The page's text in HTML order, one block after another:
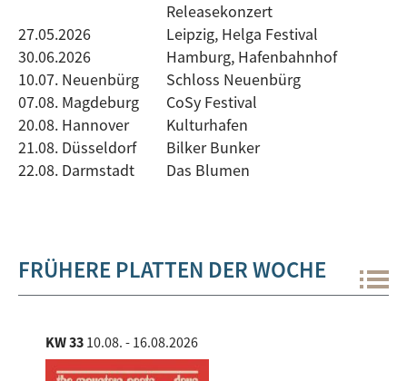
Releasekonzert
27.05.2026
Leipzig, Helga Festival
30.06.2026
Hamburg, Hafenbahnhof
10.07. Neuenbürg
Schloss Neuenbürg
07.08. Magdeburg
CoSy Festival
20.08. Hannover
Kulturhafen
21.08. Düsseldorf
Bilker Bunker
22.08. Darmstadt
Das Blumen
FRÜHERE PLATTEN DER WOCHE
KW 33 10.08. - 16.08.2026